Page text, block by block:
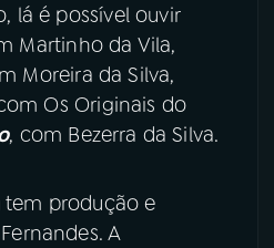
lá é possível ouvir
Martinho da Vila,
Moreira da Silva,
Os Originais do
, com Bezerra da Silva.
tem produção e
A